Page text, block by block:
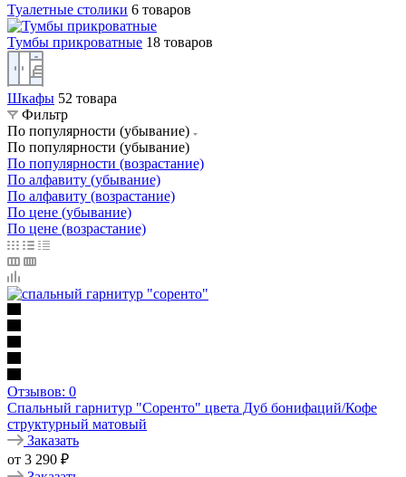
Туалетные столики 6 товаров
Тумбы прикроватные 18 товаров
Шкафы 52 товара
Фильтр
По популярности (убывание)
По популярности (убывание)
По популярности (возрастание)
По алфавиту (убывание)
По алфавиту (возрастание)
По цене (убывание)
По цене (возрастание)
Отзывов: 0
Спальный гарнитур "Соренто" цвета Дуб бонифаций/Кофе
структурный матовый
Заказать
от 3 290 ₽